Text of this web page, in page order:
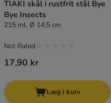
TIAKI skål i rustfrit stål Bye
Bye Insects
215 ml, Ø 14,5 cm
17,90 kr
Not Rated
Læg i kurv